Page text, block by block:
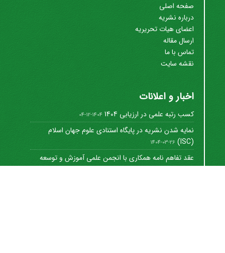
صفحه اصلی
درباره نشریه
اعضای هیات تحریریه
ارسال مقاله
تماس با ما
نقشه سایت
اخبار و اعلانات
کسب رتبه علمی در ارزیابی 1404 1404-12-04
نمایه شدن نشریه در پایگاه استنادی علوم جهان اسلام
(ISC)
1404-03-26
عقد تفاهم نامه همکاری با انجمن علمی آموزش و توسعه
منابع ...